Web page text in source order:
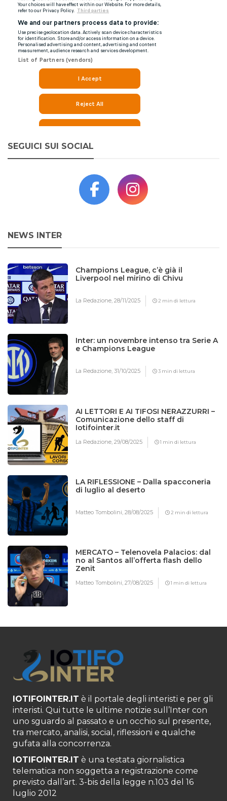
SEGUICI SUI SOCIAL
NEWS INTER
Champions League, c’è già il
Liverpool nel mirino di Chivu
La Redazione,28/11/2025 2 min di lettura
Inter: un novembre intenso tra Serie A
e Champions League
La Redazione,31/10/2025 3 min di lettura
AI LETTORI E AI TIFOSI NERAZZURRI –
Comunicazione dello staff di
Iotifointer.it
La Redazione,29/08/2025 1 min di lettura
LA RIFLESSIONE – Dalla spacconeria
di luglio al deserto
Matteo Tombolini,28/08/2025 2 min di lettura
MERCATO – Telenovela Palacios: dal
no al Santos all’offerta flash dello
Zenit
Matteo Tombolini,27/08/2025 1 min di lettura
IOTIFOINTER.IT è il portale degli interisti e per gli
interisti. Qui tutte le ultime notizie sull’Inter con
uno sguardo al passato e un occhio sul presente,
tra mercato, analisi, social, riflessioni e qualche
gufata alla concorrenza.
IOTIFOINTER.IT è una testata giornalistica
telematica non soggetta a registrazione come
previsto dall’art. 3-bis della legge n.103 del 16
luglio 2012